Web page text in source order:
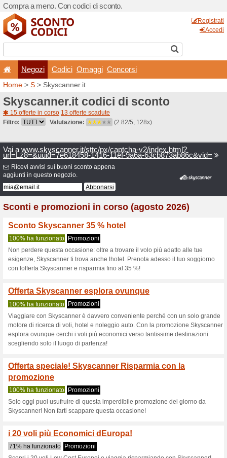
Compra a meno. Con
Negozi Codici
Home>S> Skyscanner.it
Skyscanner.it
Filtro:
Vai awww.skyscanner.it/
Ricevi avvisi sui buoni
aggiunti in questo negozio.